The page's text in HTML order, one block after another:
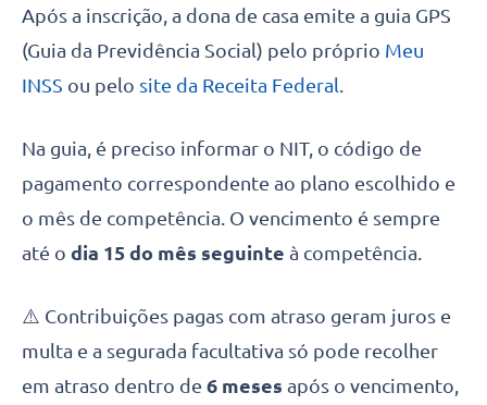
Após a inscrição, a dona de casa emite a guia GPS
(Guia da Previdência Social) pelo próprio Meu
INSS ou pelo site da Receita Federal.
Na guia, é preciso informar o NIT, o código de
pagamento correspondente ao plano escolhido e
o mês de competência. O vencimento é sempre
até o dia 15 do mês seguinte à competência.
⚠️ Contribuições pagas com atraso geram juros e
multa e a segurada facultativa só pode recolher
em atraso dentro de 6 meses após o vencimento,